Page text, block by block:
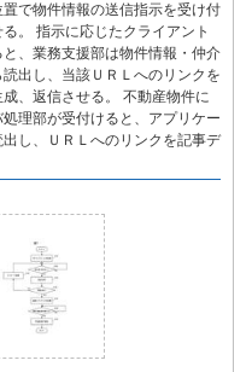
で物件情報の送信指示を受け付
。 指示に応じたクライアント
、業務支援部は物件情報・仲介
出し、当該ＵＲＬへのリンクを
、返信させる。 不動産物件に
理部が受付けると、アプリケー
し、ＵＲＬへのリンクを記事デ